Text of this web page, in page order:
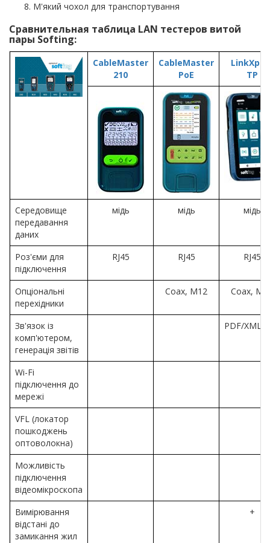
М'який чохол для транспортування
Cравнительная таблица LAN тестеров витой
пары Softing:
CableMaster
210
CableMaster
PoE
TP
Середовище
передавання
даних
мідь мідь мідь
Роз'єми для
підключення
RJ45 RJ45 RJ45
Опціональні
перехідники
Coax, M12 Coax,
Зв'язок із
комп'ютером,
генерація звітів
PDF/XML/
Wi-Fi
підключення до
мережі
VFL (локатор
пошкоджень
оптоволокна)
Можливість
підключення
відеомікроскопа
Вимірювання
відстані до
замикання жил
+